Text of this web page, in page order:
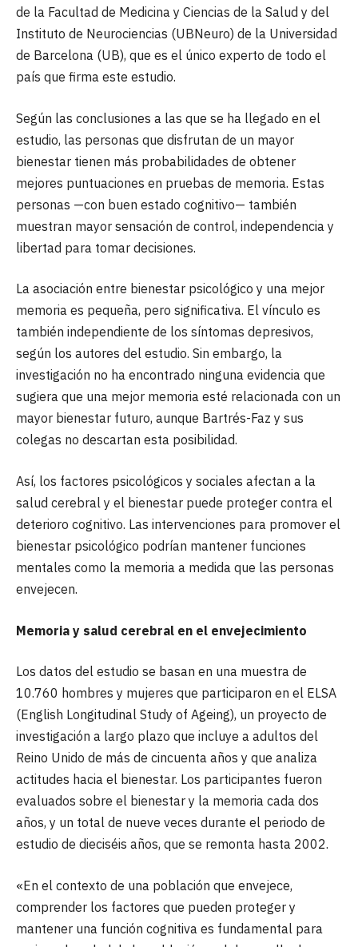
de la Facultad de Medicina y Ciencias de la Salud y del
Instituto de Neurociencias (UBNeuro) de la Universidad
de Barcelona (UB), que es el único experto de todo el
país que firma este estudio.
Según las conclusiones a las que se ha llegado en el
estudio, las personas que disfrutan de un mayor
bienestar tienen más probabilidades de obtener
mejores puntuaciones en pruebas de memoria. Estas
personas —con buen estado cognitivo— también
muestran mayor sensación de control, independencia y
libertad para tomar decisiones.
La asociación entre bienestar psicológico y una mejor
memoria es pequeña, pero significativa. El vínculo es
también independiente de los síntomas depresivos,
según los autores del estudio. Sin embargo, la
investigación no ha encontrado ninguna evidencia que
sugiera que una mejor memoria esté relacionada con un
mayor bienestar futuro, aunque Bartrés-Faz y sus
colegas no descartan esta posibilidad.
Así, los factores psicológicos y sociales afectan a la
salud cerebral y el bienestar puede proteger contra el
deterioro cognitivo. Las intervenciones para promover el
bienestar psicológico podrían mantener funciones
mentales como la memoria a medida que las personas
envejecen.
Memoria y salud cerebral en el envejecimiento
Los datos del estudio se basan en una muestra de
10.760 hombres y mujeres que participaron en el ELSA
(English Longitudinal Study of Ageing), un proyecto de
investigación a largo plazo que incluye a adultos del
Reino Unido de más de cincuenta años y que analiza
actitudes hacia el bienestar. Los participantes fueron
evaluados sobre el bienestar y la memoria cada dos
años, y un total de nueve veces durante el periodo de
estudio de dieciséis años, que se remonta hasta 2002.
«En el contexto de una población que envejece,
comprender los factores que pueden proteger y
mantener una función cognitiva es fundamental para